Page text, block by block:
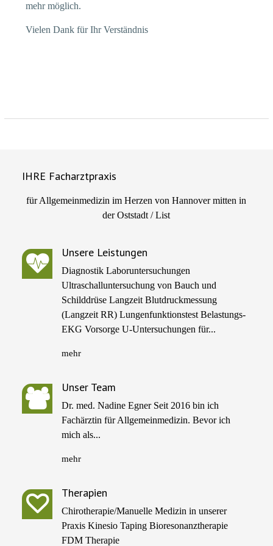
mehr möglich.
Vielen Dank für Ihr Verständnis
IHRE Facharztpraxis
für Allgemeinmedizin im Herzen von Hannover mitten in
der Oststadt / List
Unsere Leistungen
Diagnostik Laboruntersuchungen
Ultraschalluntersuchung von Bauch und
Schilddrüse Langzeit Blutdruckmessung
(Langzeit RR) Lungenfunktionstest Belastungs-
EKG Vorsorge U-Untersuchungen für...
mehr
Unser Team
Dr. med. Nadine Egner Seit 2016 bin ich
Fachärztin für Allgemeinmedizin. Bevor ich
mich als...
mehr
Therapien
Chirotherapie/Manuelle Medizin in unserer
Praxis Kinesio Taping Bioresonanztherapie
FDM Therapie